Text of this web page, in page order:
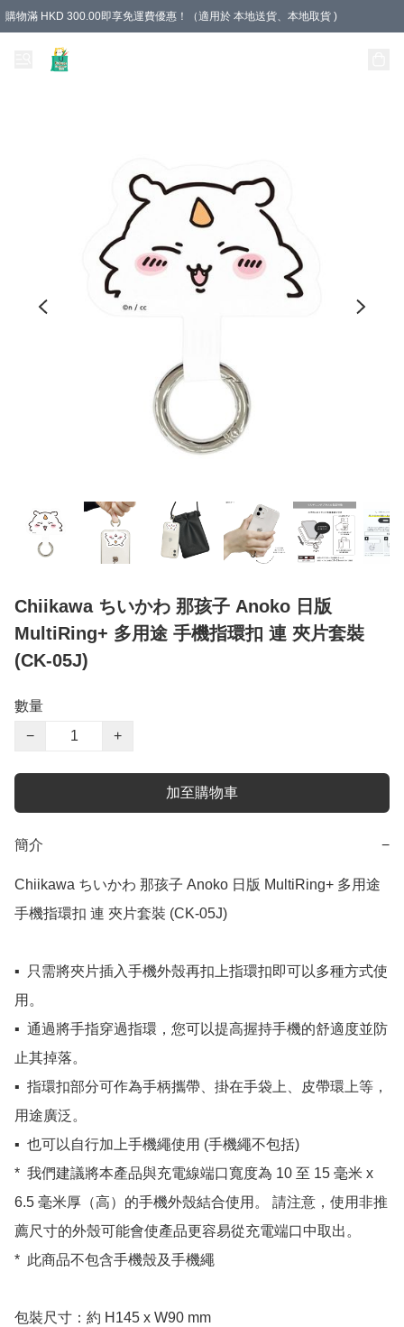
購物滿 HKD 300.00即享免運費優惠！（適用於 本地送貨、本地取貨 )
Chiikawa ちいかわ 那孩子 Anoko 日版
MultiRing+ 多用途 手機指環扣 連 夾片套裝
(CK-05J)
數量
−
+
加至購物車
簡介 −
Chiikawa ちいかわ 那孩子 Anoko 日版 MultiRing+ 多用途
手機指環扣 連 夾片套裝 (CK-05J)
▪️  只需將夾片插入手機外殼再扣上指環扣即可以多種方式使
用。
▪️  通過將手指穿過指環，您可以提高握持手機的舒適度並防
止其掉落。
▪️  指環扣部分可作為手柄攜帶、掛在手袋上、皮帶環上等，
用途廣泛。
▪️  也可以自行加上手機繩使用 (手機繩不包括)
*  我們建議將本產品與充電線端口寬度為 10 至 15 毫米 x
6.5 毫米厚（高）的手機外殼結合使用。 請注意，使用非推
薦尺寸的外殼可能會使產品更容易從充電端口中取出。
*  此商品不包含手機殼及手機繩
包裝尺寸：約 H145 x W90 mm